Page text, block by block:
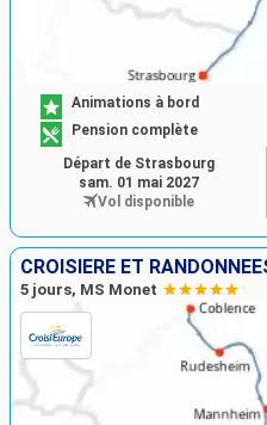
Animations à bord
Pension complète
Départ de Strasbourg
sam. 01 mai 2027
Vol disponible
5 jours, MS Monet